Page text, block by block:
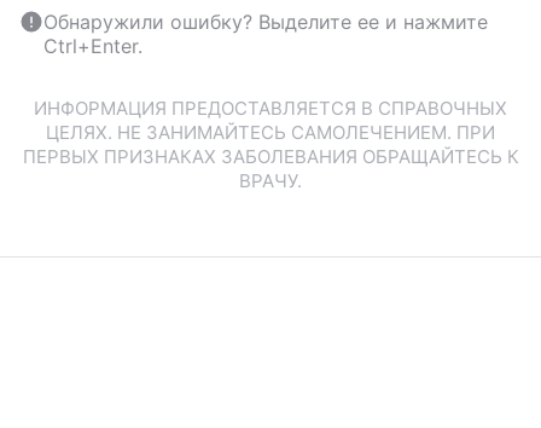
Обнаружили ошибку? Выделите ее и нажмите
Ctrl+Enter.
ИНФОРМАЦИЯ ПРЕДОСТАВЛЯЕТСЯ В СПРАВОЧНЫХ
ЦЕЛЯХ. НЕ ЗАНИМАЙТЕСЬ САМОЛЕЧЕНИЕМ. ПРИ
ПЕРВЫХ ПРИЗНАКАХ ЗАБОЛЕВАНИЯ ОБРАЩАЙТЕСЬ К
ВРАЧУ.